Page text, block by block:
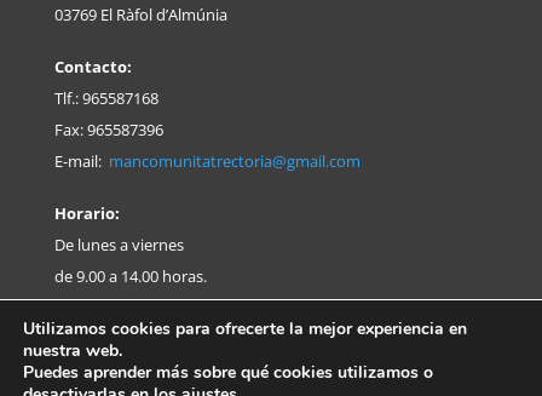
03769 El Ràfol d’Almúnia
Contacto:
Tlf.: 965587168
Fax: 965587396
E-mail: mancomunitatrectoria@gmail.com
Horario:
De lunes a viernes
de 9.00 a 14.00 horas.
Utilizamos cookies para ofrecerte la mejor experiencia en
nuestra web.
Puedes aprender más sobre qué cookies utilizamos o